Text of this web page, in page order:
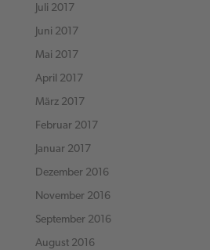
Juli 2017
Juni 2017
Mai 2017
April 2017
März 2017
Februar 2017
Januar 2017
Dezember 2016
November 2016
September 2016
August 2016